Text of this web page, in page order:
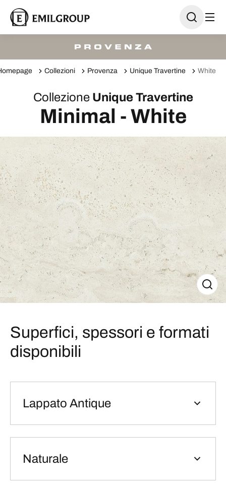
Collezioni Provenza Unique Travertine White
Collezione Unique Travertine
Minimal - White
Superfici, spessori e formati
disponibili
Lappato Antique
Naturale